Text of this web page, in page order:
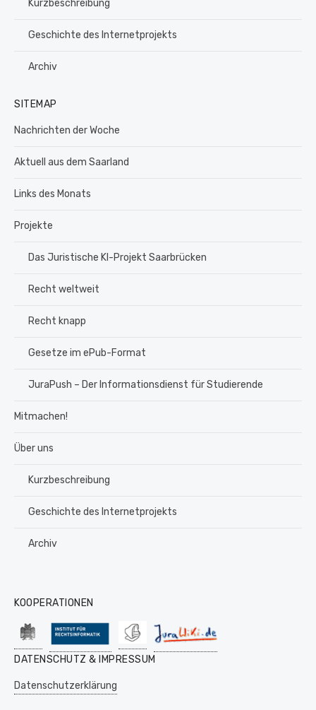
Kurzbeschreibung
Geschichte des Internetprojekts
Archiv
SITEMAP
Nachrichten der Woche
Aktuell aus dem Saarland
Links des Monats
Projekte
Das Juristische KI-Projekt Saarbrücken
Recht weltweit
Recht knapp
Gesetze im ePub-Format
JuraPush – Der Informationsdienst für Studierende
Mitmachen!
Über uns
Kurzbeschreibung
Geschichte des Internetprojekts
Archiv
KOOPERATIONEN
DATENSCHUTZ & IMPRESSUM
Datenschutzerklärung